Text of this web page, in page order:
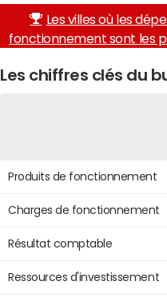
Les villes où les
fonctionnement sont les
Les chiffres clés du
Produits de fonctionnement
Charges de fonctionnement
Résultat comptable
Ressources d'investissement